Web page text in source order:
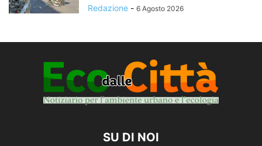
Redazione - 6 Agosto 2026
SU DI NOI